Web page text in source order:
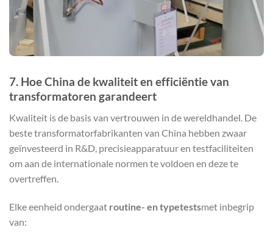
7. Hoe China de kwaliteit en efficiëntie van
transformatoren garandeert
Kwaliteit is de basis van vertrouwen in de wereldhandel. De
beste transformatorfabrikanten van China hebben zwaar
geïnvesteerd in R&D, precisieapparatuur en testfaciliteiten
om aan de internationale normen te voldoen en deze te
overtreffen.
Elke eenheid ondergaat routine- en typetestsmet inbegrip
van: